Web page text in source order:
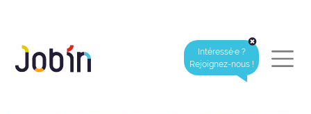
Intéressé·e ?
Rejoignez-nous !